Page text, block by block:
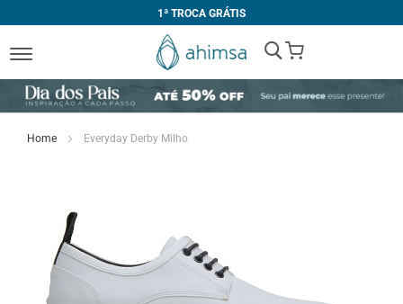
1ª TROCA GRÁTIS
My Cart
Home Everyday Derby Milho